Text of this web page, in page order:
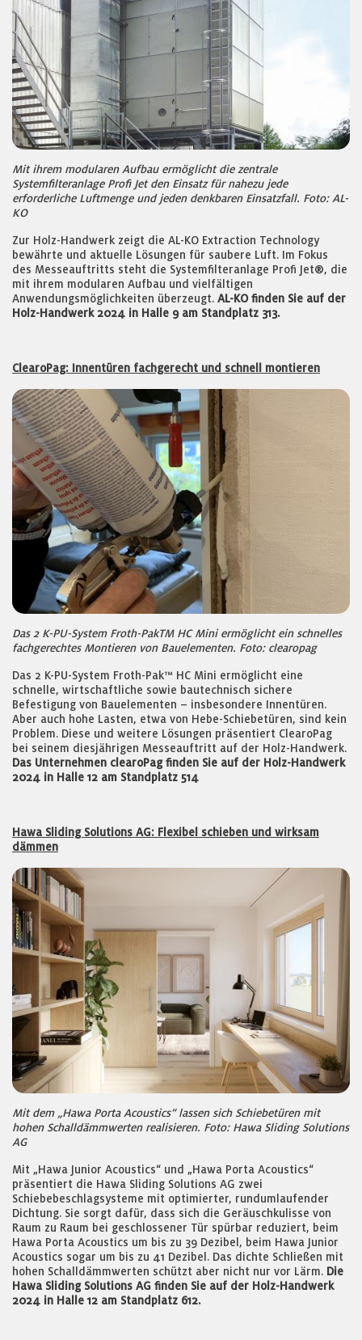
Mit ihrem modularen Aufbau ermöglicht die zentrale
Systemfilteranlage Profi Jet den Einsatz für nahezu jede
erforderliche Luftmenge und jeden denkbaren Einsatzfall. Foto: AL-
KO
Zur Holz-Handwerk zeigt die AL-KO Extraction Technology
bewährte und aktuelle Lösungen für saubere Luft. Im Fokus
des Messeauftritts steht die Systemfilteranlage Profi Jet®, die
mit ihrem modularen Aufbau und vielfältigen
Anwendungsmöglichkeiten überzeugt. AL-KO finden Sie auf der
Holz-Handwerk 2024 in Halle 9 am Standplatz 313.
ClearoPag: Innentüren fachgerecht und schnell montieren
Das 2 K-PU-System Froth-PakTM HC Mini ermöglicht ein schnelles
fachgerechtes Montieren von Bauelementen. Foto: clearopag
Das 2 K-PU-System Froth-Pak™ HC Mini ermöglicht eine
schnelle, wirtschaftliche sowie bautechnisch sichere
Befestigung von Bauelementen – insbesondere Innentüren.
Aber auch hohe Lasten, etwa von Hebe-Schiebetüren, sind kein
Problem. Diese und weitere Lösungen präsentiert ClearoPag
bei seinem diesjährigen Messeauftritt auf der Holz-Handwerk.
Das Unternehmen clearoPag finden Sie auf der Holz-Handwerk
2024 in Halle 12 am Standplatz 514
Hawa Sliding Solutions AG: Flexibel schieben und wirksam
dämmen
Mit dem „Hawa Porta Acoustics“ lassen sich Schiebetüren mit
hohen Schalldämmwerten realisieren. Foto: Hawa Sliding Solutions
AG
Mit „Hawa Junior Acoustics“ und „Hawa Porta Acoustics“
präsentiert die Hawa Sliding Solutions AG zwei
Schiebebeschlagsysteme mit optimierter, rundumlaufender
Dichtung. Sie sorgt dafür, dass sich die Geräuschkulisse von
Raum zu Raum bei geschlossener Tür spürbar reduziert, beim
Hawa Porta Acoustics um bis zu 39 Dezibel, beim Hawa Junior
Acoustics sogar um bis zu 41 Dezibel. Das dichte Schließen mit
hohen Schalldämmwerten schützt aber nicht nur vor Lärm. Die
Hawa Sliding Solutions AG finden Sie auf der Holz-Handwerk
2024 in Halle 12 am Standplatz 612.